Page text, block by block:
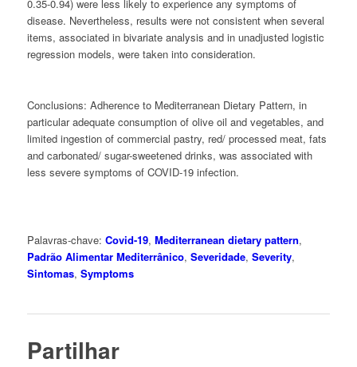
0.35-0.94) were less likely to experience any symptoms of
disease. Nevertheless, results were not consistent when several
items, associated in bivariate analysis and in unadjusted logistic
regression models, were taken into consideration.
Conclusions: Adherence to Mediterranean Dietary Pattern, in
particular adequate consumption of olive oil and vegetables, and
limited ingestion of commercial pastry, red/ processed meat, fats
and carbonated/ sugar-sweetened drinks, was associated with
less severe symptoms of COVID-19 infection.
Palavras-chave: Covid-19, Mediterranean dietary pattern,
Padrão Alimentar Mediterrânico, Severidade, Severity,
Sintomas, Symptoms
Partilhar